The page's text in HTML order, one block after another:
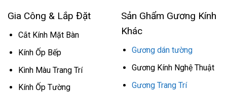
Gia Công & Lắp Đặt
Cắt Kính Mặt Bàn
Kính Ốp Bếp
Kình Màu Trang Trí
Kính Ốp Tường
Sản Ghẩm Gương Kính
Khác
Gương dán tường
Gương Kính Nghệ Thuật
Gương Trang Trí